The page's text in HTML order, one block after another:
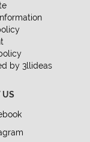
by 3llideas
US